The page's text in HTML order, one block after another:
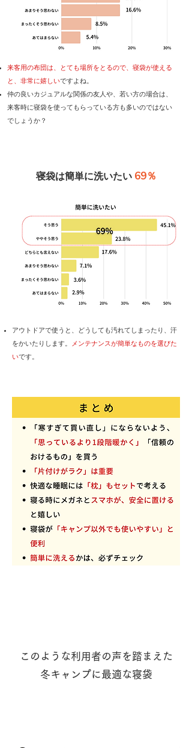
来客用の布団は、とても場所をとるので、寝袋が使える
と、非常に嬉しいですよね。
仲の良いカジュアルな関係の友人や、若い方の場合は、
来客時に寝袋を使ってもらっている方も多いのではない
でしょうか？
寝袋は簡単に洗いたい 69％
​アウトドアで使うと、どうしても汚れてしまったり、汗
をかいたりします。
メンテナンスが簡単なものを選びた
いです。
このような利用者の声を踏まえた
​冬キャンプに最適な寝袋